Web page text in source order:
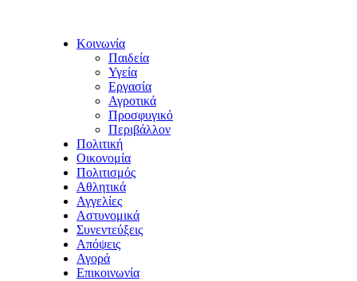
Κοινωνία
Παιδεία
Υγεία
Εργασία
Αγροτικά
Προσφυγικό
Περιβάλλον
Πολιτική
Οικονομία
Πολιτισμός
Αθλητικά
Αγγελίες
Αστυνομικά
Συνεντεύξεις
Απόψεις
Αγορά
Επικοινωνία